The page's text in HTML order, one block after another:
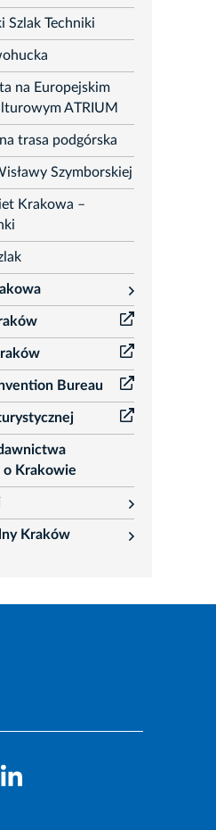
Szlak Techniki
na Europejskim
ATRIUM
trasa podgórska
Szymborskiej
Krakowa –
Bureau
Krakowie
Kraków